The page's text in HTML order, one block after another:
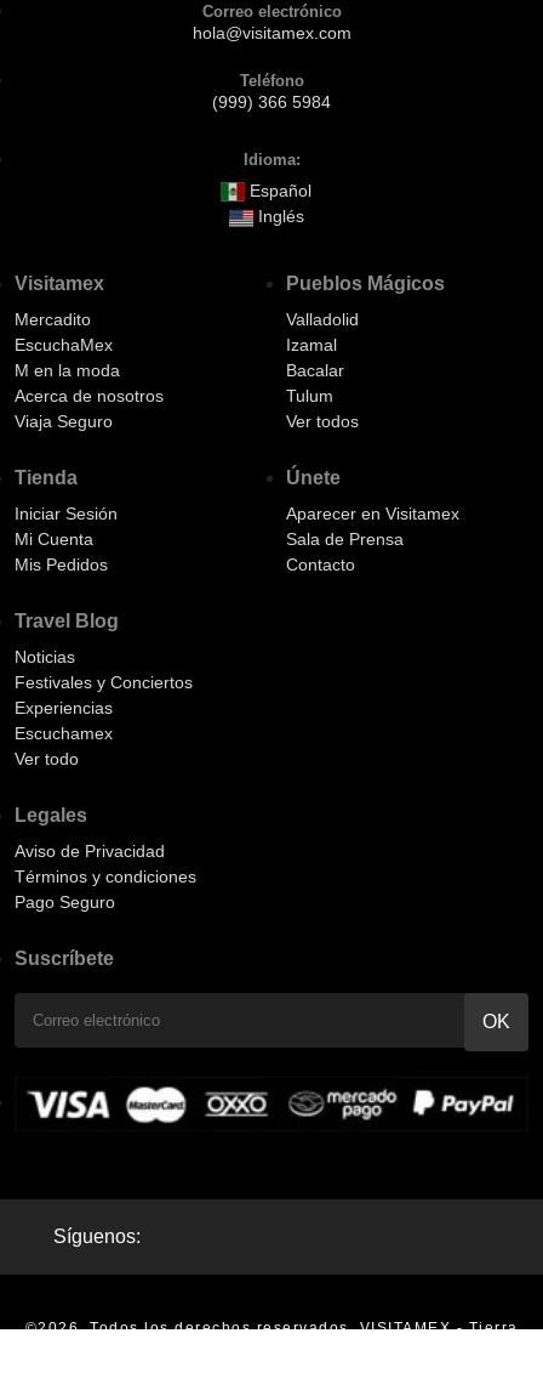
Correo electrónico
hola@visitamex.com
Teléfono
(999) 366 5984
Idioma:
Español
Inglés
Visitamex
Mercadito
EscuchaMex
M en la moda
Acerca de nosotros
Viaja Seguro
Tienda
Iniciar Sesión
Mi Cuenta
Mis Pedidos
Pueblos Mágicos
Valladolid
Izamal
Bacalar
Tulum
Ver todos
Únete
Aparecer en Visitamex
Sala de Prensa
Contacto
Travel Blog
Noticias
Festivales y Conciertos
Experiencias
Escuchamex
Ver todo
Legales
Aviso de Privacidad
Términos y condiciones
Pago Seguro
Suscríbete
Síguenos:
©2026. Todos los derechos reservados. VISITAMEX - Tierra